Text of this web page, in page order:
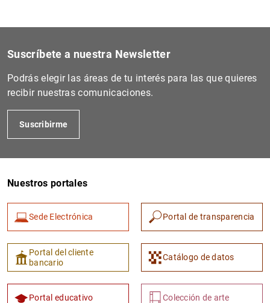
Suscríbete a nuestra Newsletter
Podrás elegir las áreas de tu interés para las que quieres
recibir nuestras comunicaciones.
Suscribirme
Nuestros portales
Sede Electrónica Portal de transparencia
Portal del cliente
bancario
Catálogo de datos
Portal educativo Colección de arte